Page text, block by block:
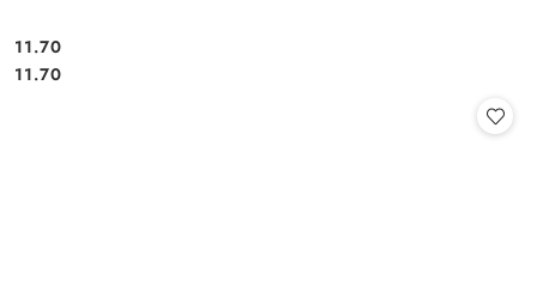
Cena:
11.70
Cena:
11.70